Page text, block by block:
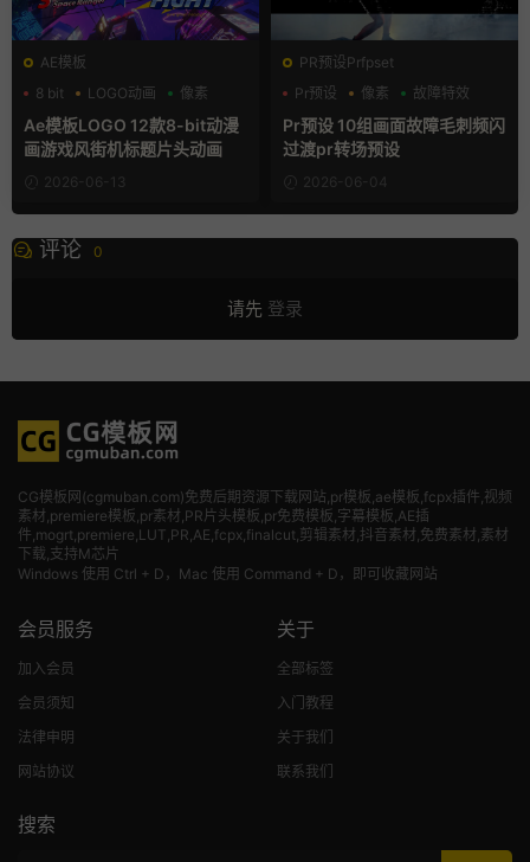
AE模板
8 bit
LOGO动画 像素
Ae模板LOGO 12款8-bit动漫
画游戏风街机标题片头动画
2026-06-13
PR预设Prfpset
Pr预设
像素 故障特效
Pr预设 10组画面故障毛刺频闪
过渡pr转场预设
2026-06-04
评论 0
请先 登录
CG模板网(cgmuban.com)免费后期资源下载网站,pr模板,ae模板,fcpx插件,视频
素材 ,premiere模板,pr素材,PR片头模板,pr免费模板,字幕模板,AE插
件,mogrt,premiere,LUT,PR,AE,fcpx,finalcut,剪辑素材,抖音素材,免费素材,素材
下载,支持M芯片
Windows 使用 Ctrl + D，Mac 使用 Command + D，即可收藏网站
会员服务
加入会员
会员须知
法律申明
网站协议
关于
全部标签
入门教程
关于我们
联系我们
搜索